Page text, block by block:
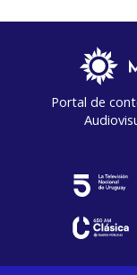
Portal de